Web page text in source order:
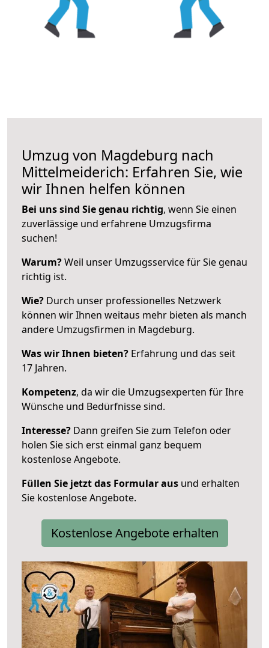
Umzug von Magdeburg nach
Mittelmeiderich: Erfahren Sie, wie
wir Ihnen helfen können
Bei uns sind Sie genau richtig, wenn Sie einen
zuverlässige und erfahrene Umzugsfirma
suchen!
Warum?Weil unser Umzugsservice für Sie genau
richtig ist.
Wie? Durch unser professionelles Netzwerk
können wir Ihnen weitaus mehr bieten als manch
andere Umzugsfirmen in Magdeburg.
Was wir Ihnen bieten? Erfahrung und das seit
17 Jahren.
Kompetenz, da wir die Umzugsexperten für Ihre
Wünsche und Bedürfnisse sind.
Interesse? Dann greifen Sie zum Telefon oder
holen Sie sich erst einmal ganz bequem
kostenlose Angebote.
Füllen Sie jetzt das Formular aus und erhalten
Sie kostenlose Angebote.
Kostenlose Angebote erhalten